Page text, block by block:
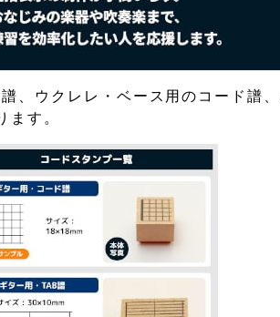
、ウクレレ・ベース用のコード譜
ます。